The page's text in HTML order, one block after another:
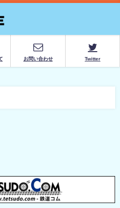
お問い合わせ Twitter